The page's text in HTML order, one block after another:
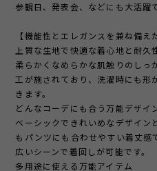
参観日、発表会、などにも大活躍
【機能性とエレガンスを兼ね備え
上質な生地で快適な着心地と耐久
柔らかくなめらかな肌触りのしっ
工が施されており、洗濯時にも形
きます。
どんなコーデにも合う万能デザイ
ベーシックできれいめなデザイン
もパンツにも合わせやすい着丈感
広いシーンで着回しが可能です。
多用途に使える万能アイテム